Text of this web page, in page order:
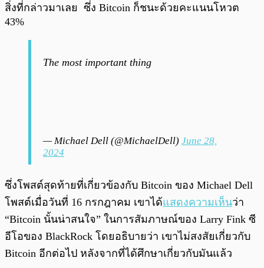
สิ่งที่กล่าวมาเลย ซึ่ง Bitcoin ก็ชนะด้วยคะแนนโหวต
43%
The most important thing
— Michael Dell (@MichaelDell) June 28,
2024
ซึ่งโพสต์สุดท้ายที่เกี่ยวข้องกับ Bitcoin ของ Michael Dell
โพสต์เมื่อวันที่ 16 กรกฎาคม เขาได้แสดงความเห็นว่า
“Bitcoin นั้นน่าสนใจ” ในการสัมภาษณ์ของ Larry Fink ซี
อีโอของ BlackRock โดยอธิบายว่า เขาไม่สงสัยเกี่ยวกับ
Bitcoin อีกต่อไป หลังจากที่ได้ศึกษาเกี่ยวกับมันแล้ว